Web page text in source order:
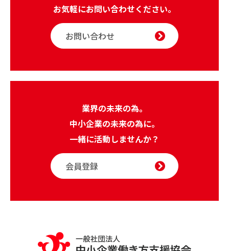
お気軽にお問い合わせください。
お問い合わせ
業界の未来の為。
中小企業の未来の為に。
一緒に活動しませんか？
会員登録